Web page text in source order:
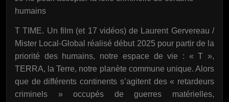
humains
T TIME. Un film (et 17 vidéos) de Laurent Gervereau /
Mister Local-Global réalisé début 2025 pour partir de la
priorité des humains, notre espace de vie : « T »,
TERRA, la Terre, notre planète commune unique. Alors
que de différents continents s’agitent des « retardeurs
criminels » occupés de guerres matérielles,